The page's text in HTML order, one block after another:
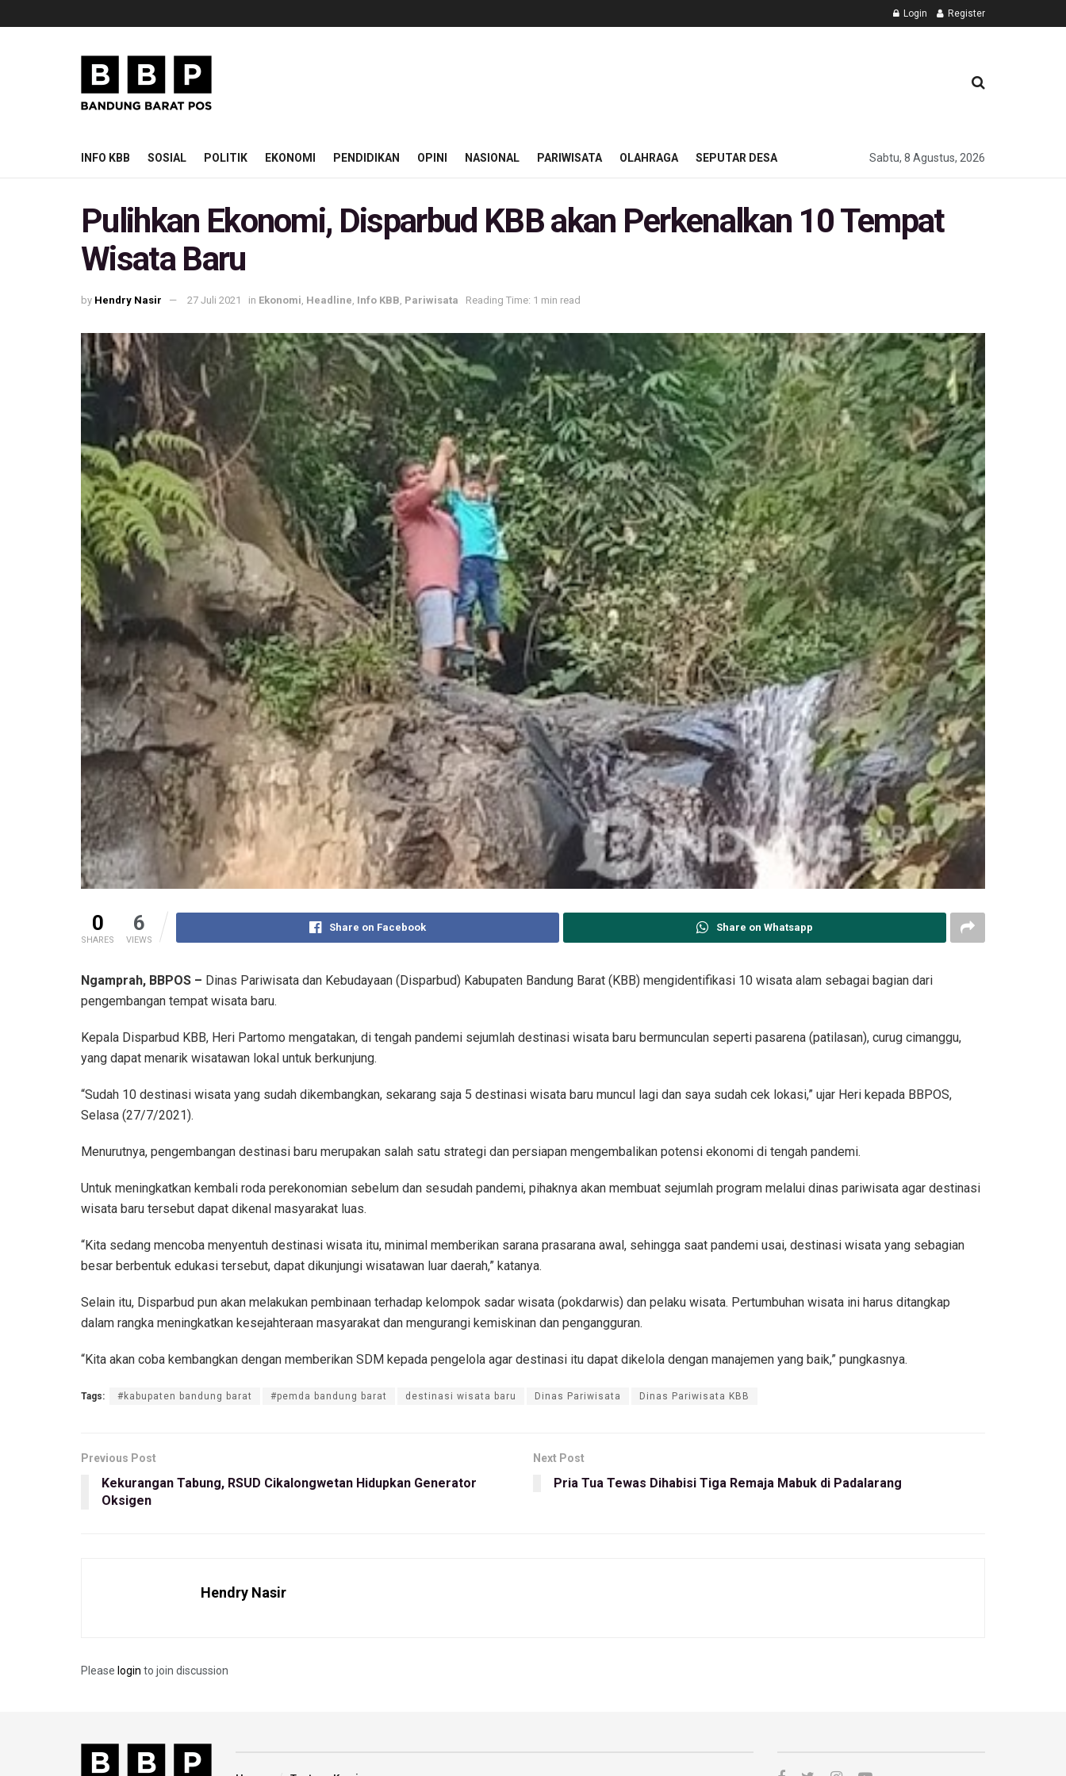
Login Register
INFO KBB SOSIAL POLITIK EKONOMI PENDIDIKAN OPINI NASIONAL PARIWISATA OLAHRAGA SEPUTAR DESA Sabtu, 8 Agustus, 2026
Pulihkan Ekonomi, Disparbud KBB akan Perkenalkan 10 Tempat
Wisata Baru
by Hendry Nasir 27 Juli 2021 in Ekonomi Headline Info KBB Pariwisata Reading Time: 1 min read
0
SHARES
6
VIEWS
Share on Facebook Share on Whatsapp
Ngamprah, BBPOS – Dinas Pariwisata dan Kebudayaan (Disparbud) Kabupaten Bandung Barat (KBB) mengidentifikasi 10 wisata alam sebagai bagian dari
pengembangan tempat wisata baru.
Kepala Disparbud KBB, Heri Partomo mengatakan, di tengah pandemi sejumlah destinasi wisata baru bermunculan seperti pasarena (patilasan), curug cimanggu,
yang dapat menarik wisatawan lokal untuk berkunjung.
“Sudah 10 destinasi wisata yang sudah dikembangkan, sekarang saja 5 destinasi wisata baru muncul lagi dan saya sudah cek lokasi,” ujar Heri kepada BBPOS,
Selasa (27/7/2021).
Menurutnya, pengembangan destinasi baru merupakan salah satu strategi dan persiapan mengembalikan potensi ekonomi di tengah pandemi.
Untuk meningkatkan kembali roda perekonomian sebelum dan sesudah pandemi, pihaknya akan membuat sejumlah program melalui dinas pariwisata agar destinasi
wisata baru tersebut dapat dikenal masyarakat luas.
“Kita sedang mencoba menyentuh destinasi wisata itu, minimal memberikan sarana prasarana awal, sehingga saat pandemi usai, destinasi wisata yang sebagian
besar berbentuk edukasi tersebut, dapat dikunjungi wisatawan luar daerah,” katanya.
Selain itu, Disparbud pun akan melakukan pembinaan terhadap kelompok sadar wisata (pokdarwis) dan pelaku wisata. Pertumbuhan wisata ini harus ditangkap
dalam rangka meningkatkan kesejahteraan masyarakat dan mengurangi kemiskinan dan pengangguran.
“Kita akan coba kembangkan dengan memberikan SDM kepada pengelola agar destinasi itu dapat dikelola dengan manajemen yang baik,” pungkasnya.
Tags: #kabupaten bandung barat #pemda bandung barat destinasi wisata baru Dinas Pariwisata Dinas Pariwisata KBB
Previous Post
Kekurangan Tabung, RSUD Cikalongwetan Hidupkan Generator
Oksigen
Next Post
Pria Tua Tewas Dihabisi Tiga Remaja Mabuk di Padalarang
Hendry Nasir
Please login to join discussion